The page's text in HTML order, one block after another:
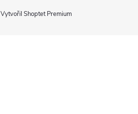
Vytvořil Shoptet Premium